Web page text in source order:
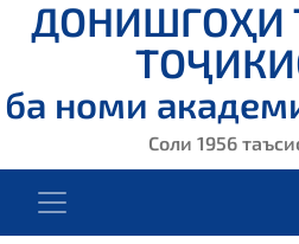
ДОНИШГОҲИ
ба номи
Соли 1956